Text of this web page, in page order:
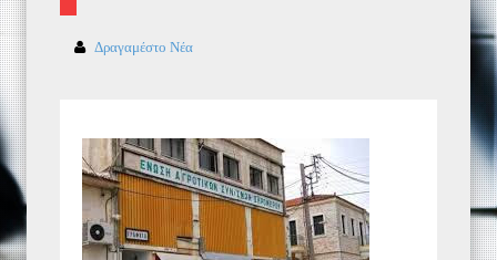
Δραγαμέστο Νέα